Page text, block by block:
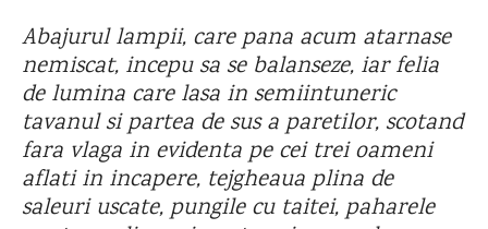
Abajurul lampii, care pana acum atarnase
nemiscat, incepu sa se balanseze, iar felia
de lumina care lasa in semiintuneric
tavanul si partea de sus a paretilor, scotand
fara vlaga in evidenta pe cei trei oameni
aflati in incapere, tejgheaua plina de
saleuri uscate, pungile cu taitei, paharele